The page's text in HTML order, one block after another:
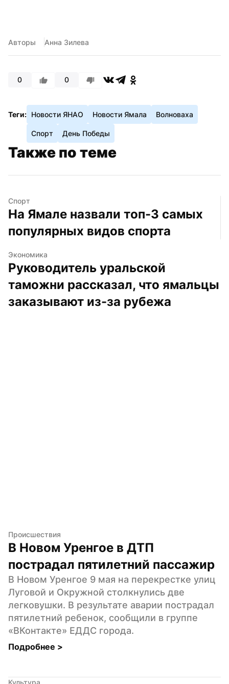
Авторы Анна Зилева
0 0
Теги: Новости ЯНАО Новости Ямала Волноваха
Спорт День Победы
Также по теме
Спорт
На Ямале назвали топ-3 самых
популярных видов спорта
Экономика
Руководитель уральской
таможни рассказал, что ямальцы
заказывают из-за рубежа
Происшествия
В Новом Уренгое в ДТП
пострадал пятилетний пассажир
В Новом Уренгое 9 мая на перекрестке улиц
Луговой и Окружной столкнулись две
легковушки. В результате аварии пострадал
пятилетний ребенок, сообщили в группе
«ВКонтакте» ЕДДС города.
Подробнее >
Культура